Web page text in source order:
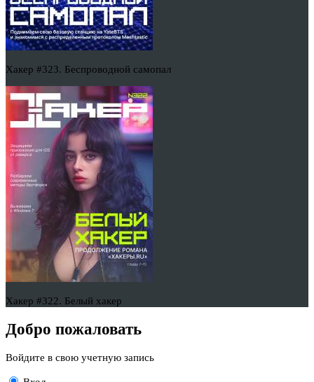
Хакер #323. Беспроводной самопал
Хакер #322. Белый хакер
Добро пожаловать
Войдите в свою учетную запись